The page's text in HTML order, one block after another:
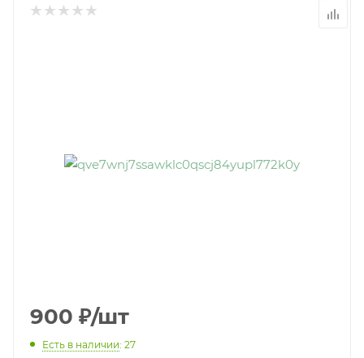
900 ₽/шт
Есть в наличии: 27